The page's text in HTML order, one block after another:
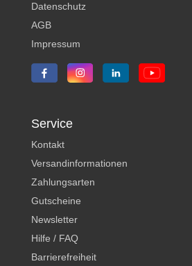
Datenschutz
AGB
Impressum
Service
Kontakt
Versandinformationen
Zahlungsarten
Gutscheine
Newsletter
Hilfe / FAQ
Barrierefreiheit